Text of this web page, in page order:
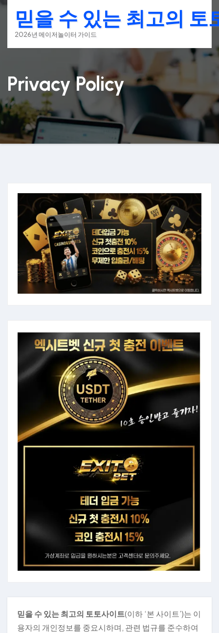
Skip
content
믿을 수 있는 최고의 토
2026년 메이저놀이터 가이드
Privacy Policy
믿을 수 있는 최고의 토토사이트(이하 ‘본 사이트’)는 이
용자의 개인정보를 중요시하며, 관련 법규를 준수하여